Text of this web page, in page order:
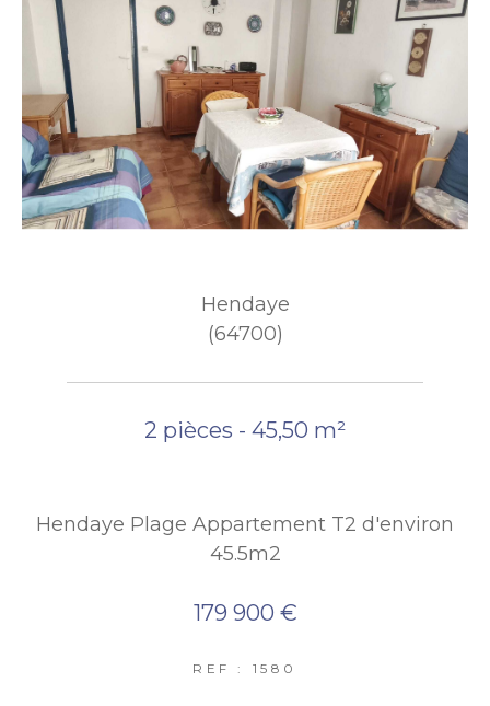
Hendaye
(64700)
2 pièces - 45,50 m²
Hendaye Plage Appartement T2 d'environ
45.5m2
179 900 €
REF : 1580